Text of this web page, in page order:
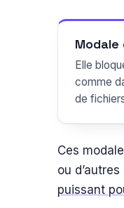
Modale
Elle
comme
de
Ces
ou
puissant